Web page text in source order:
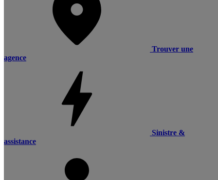
Trouver une
agence
Sinistre &
assistance